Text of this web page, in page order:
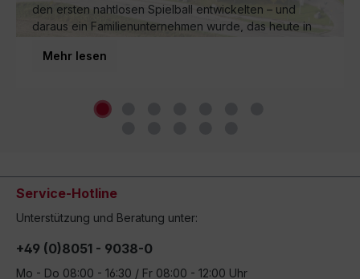
den ersten nahtlosen Spielball entwickelten – und
daraus ein Familienunternehmen wurde, das heute in
Mehr lesen
Service-Hotline
Unterstützung und Beratung unter:
+49 (0)8051 - 9038-0
Mo - Do 08:00 - 16:30 / Fr 08:00 - 12:00 Uhr